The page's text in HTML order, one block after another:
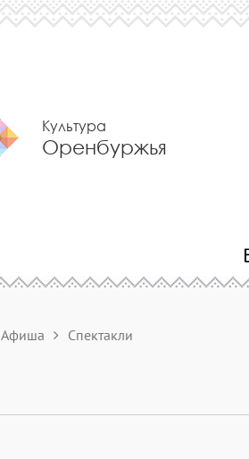
Культура
Оренбуржья
Афиша Спектакли